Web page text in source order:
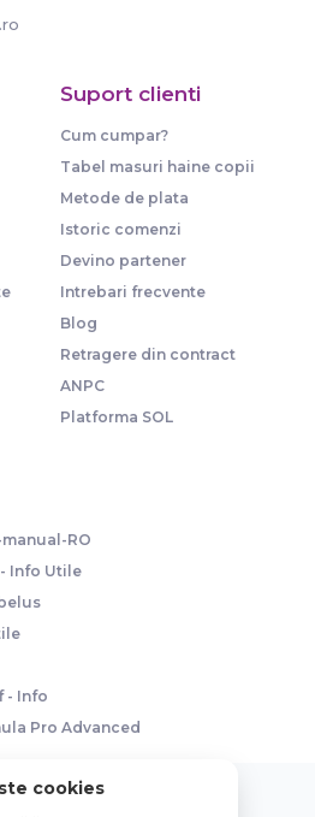
Suport clienti
Cum cumpar?
Tabel masuri haine copii
Metode de plata
Istoric comenzi
Devino partener
Intrebari frecvente
Blog
Retragere din contract
ANPC
Platforma SOL
RO
Info Utile
- Info
Pro Advanced
cookies